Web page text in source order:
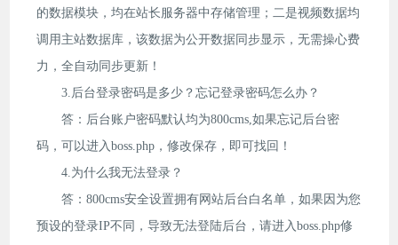
的数据模块，均在站长服务器中存储管理；二是视频数据均
调用主站数据库，该数据为公开数据同步显示，无需操心费
力，全自动同步更新！
3.后台登录密码是多少？忘记登录密码怎么办？
答：后台账户密码默认均为800cms,如果忘记后台密
码，可以进入boss.php，修改保存，即可找回！
4.为什么我无法登录？
答：800cms安全设置拥有网站后台白名单，如果因为您
预设的登录IP不同，导致无法登陆后台，请进入boss.php修